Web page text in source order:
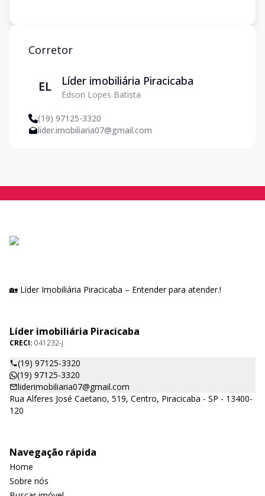
Corretor
EL Líder imobiliária Piracicaba
Edson Lopes Batista
(19) 97125-3320
lider.imobiliaria07@gmail.com
🏡 Líder Imobiliária Piracicaba – Entender para atender.!
Líder imobiliária Piracicaba
CRECI: 041232-J
(19) 97125-3320
(19) 97125-3320
liderimobiliaria07@gmail.com
Rua Alferes José Caetano, 519, Centro, Piracicaba - SP - 13400-
120
Navegação rápida
Home
Sobre nós